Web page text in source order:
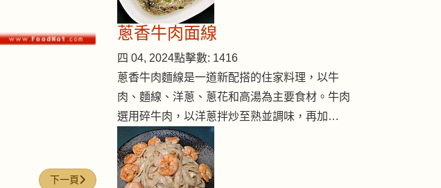
下一篇文章: 腐乳炒通菜
下一頁
蔥香牛肉面線
四 04, 2024點擊數: 1416
蔥香牛肉麵線是一道新配搭的住家料理，以牛
肉、麵線、洋蔥、蔥花和高湯為主要食材。牛肉
選用碎牛肉，以洋蔥拌炒至熟並調味，再加…